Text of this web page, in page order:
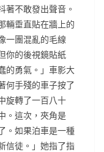
著不敢發出聲音。
輛垂直貼在牆上的
一團混亂的毛線
你的後視鏡貼紙
的勇氣。」車影大
何手殘的車子按了
旋轉了一百八十
。這次，夾角是
。如果泊車是一種
信徒。」她指了指